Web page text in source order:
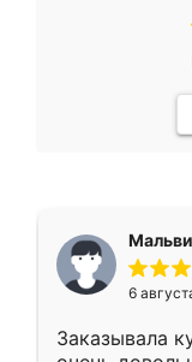
6
Заказывала